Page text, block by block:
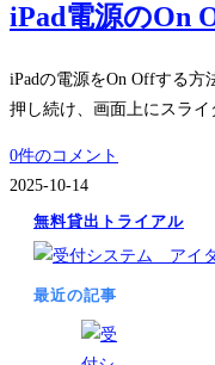
iPad電源のOn
iPadの電源をOn Offする
押し続け、画面上にスラ
0件のコメント
2025-10-14
無料貸出トライアル
最近の記事